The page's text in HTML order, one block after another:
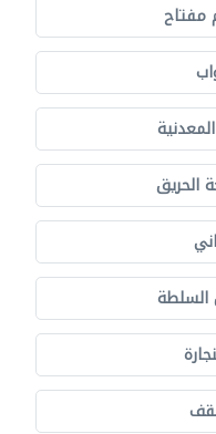
مفتاح
الحريق
السلطة